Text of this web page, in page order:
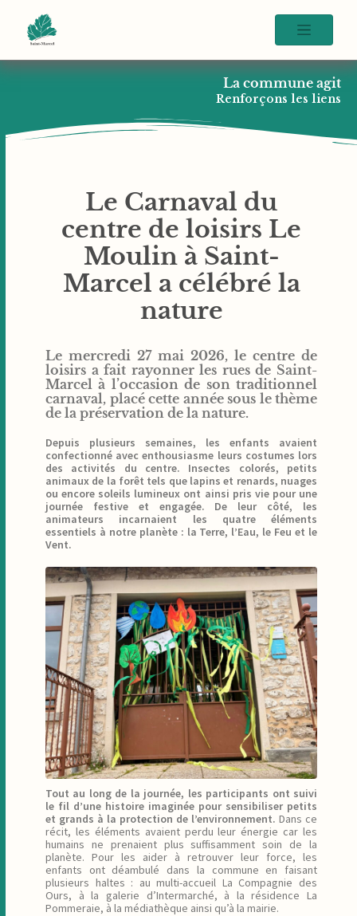
La commune agit
Renforçons les liens
Le Carnaval du
centre de loisirs Le
Moulin à Saint-
Marcel a célébré la
nature
Le mercredi 27 mai 2026, le centre de
loisirs a fait rayonner les rues de Saint-
Marcel à l’occasion de son traditionnel
carnaval, placé cette année sous le thème
de la préservation de la nature.
Depuis plusieurs semaines, les enfants avaient
confectionné avec enthousiasme leurs costumes lors
des activités du centre. Insectes colorés, petits
animaux de la forêt tels que lapins et renards, nuages
ou encore soleils lumineux ont ainsi pris vie pour une
journée festive et engagée. De leur côté, les
animateurs incarnaient les quatre éléments
essentiels à notre planète : la Terre, l’Eau, le Feu et le
Vent.
Tout au long de la journée, les participants ont suivi
le fil d’une histoire imaginée pour sensibiliser petits
et grands à la protection de l’environnement. Dans ce
récit, les éléments avaient perdu leur énergie car les
humains ne prenaient plus suffisamment soin de la
planète. Pour les aider à retrouver leur force, les
enfants ont déambulé dans la commune en faisant
plusieurs haltes : au multi-accueil La Compagnie des
Ours, à la galerie d’Intermarché, à la résidence La
Pommeraie, à la médiathèque ainsi qu’à la mairie.